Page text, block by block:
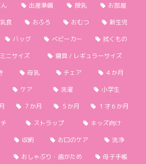
出産準備 授乳
お部屋
食 おふろ おむつ
新生児
バッグ ベビーカー
拭くもの
ニサイズ
寝具 / レギュラーサイズ
母乳 チェア
４か月
ケア 洗濯
小学生
７か月 ５か月
１才６か月
ストラップ
キッズ向け
収納 お口のケア
洗浄
おしゃぶり・歯がため
母子手帳